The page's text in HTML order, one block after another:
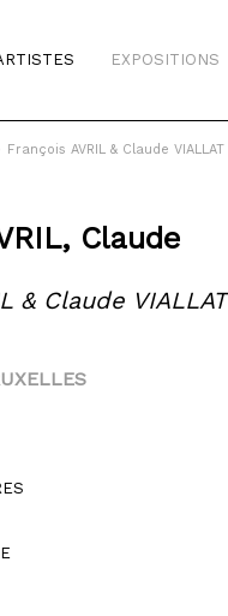
EXPOSITIONS
François AVRIL & Claude VIALLAT
, Claude
& Claude VIALLAT